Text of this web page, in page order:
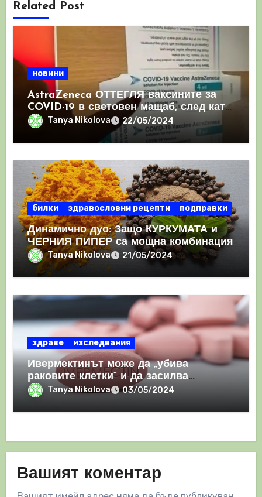
Related Post
новини
AstraZeneca ОТТЕГЛЯ ваксините за
COVID-19 в световен мащаб, след като
призна, че те причиняват КРЪВНИ
съсиреци
Tanya Nikolova 22/05/2024
билки здравословни рецепти подправки
Динамично дуо: Защо КУРКУМАТА и
ЧЕРНИЯ ПИПЕР са мощна комбинация
Tanya Nikolova 21/05/2024
здраве изследвания
Ивермектинът може да „убива
раковите клетки“ и да засилва
имунния отговор
Tanya Nikolova 03/05/2024
Вашият коментар